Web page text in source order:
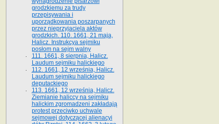
grodzkiemu za trudy
przepisywania i
uporządkowania poszarpanych
przez nieprzyjaciela aktów
grodzkich. 110. 1661, 21 maja,
Halicz. Instrukcya sejmiku
posłom na sejm walny
111. 1661, 8 sierpnia, Halicz.
Laudum sejmiku halickiego
112. 1661, 12 września, Halicz.
Laudum sejmiku halickiego
deputackiego
113. 1661, 12 września, Halicz.
Ziemianie haliccy na sejmiku
halickim zgromadzeni zakładają
protest przeciwko uchwale
sejmowej dotyczącej alienacyi